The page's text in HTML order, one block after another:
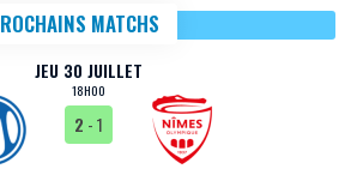
MATCHS
JEU 30 JUILLET
18H00
2 - 1